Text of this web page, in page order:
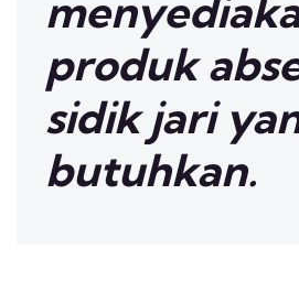
produk
sidik jari
butuhkan.